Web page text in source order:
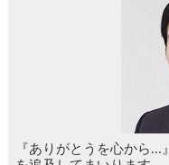
『ありがとうを心から